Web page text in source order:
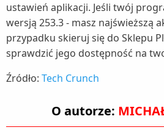
ustawień aplikacji. Jeśli twój
wersją 253.3 - masz najświeższą
przypadku skieruj się do Sklepu
sprawdzić jego dostępność na
Źródło: Tech Crunch
O autorze: